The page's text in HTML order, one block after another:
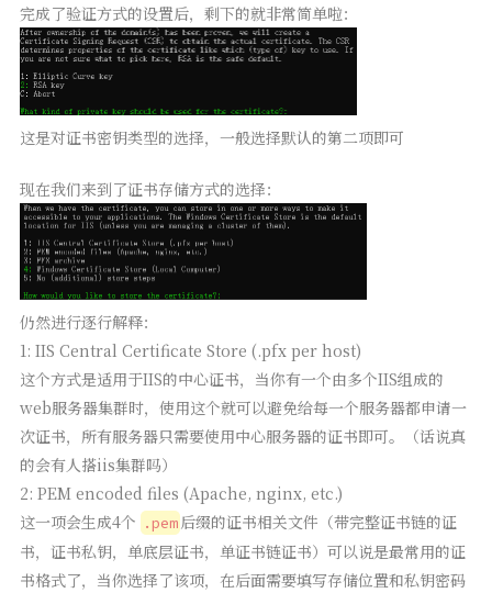
完成了验证方式的设置后，剩下的就非常简单啦：
这是对证书密钥类型的选择，一般选择默认的第二项即可
现在我们来到了证书存储方式的选择：
仍然进行逐行解释：
1: IIS Central Certificate Store (.pfx per host)
这个方式是适用于IIS的中心证书，当你有一个由多个IIS组成的
web服务器集群时，使用这个就可以避免给每一个服务器都申请一
次证书，所有服务器只需要使用中心服务器的证书即可。（话说真
的会有人搭iis集群吗）
2: PEM encoded files (Apache, nginx, etc.)
这一项会生成4个 .pem后缀的证书相关文件（带完整证书链的证
书，证书私钥，单底层证书，单证书链证书）可以说是最常用的证
书格式了，当你选择了该项，在后面需要填写存储位置和私钥密码